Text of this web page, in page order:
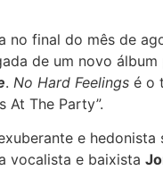
no final do mês de
de um novo álbum
. No Hard Feelings é o
At The Party”.
e
vocalista e baixista